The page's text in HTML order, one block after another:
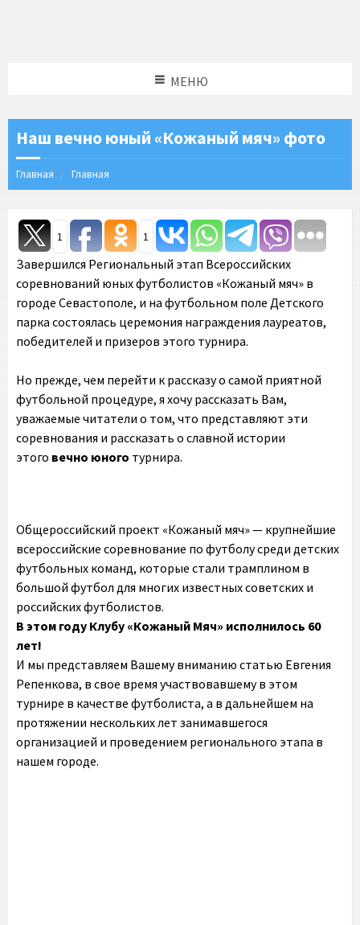
МЕНЮ
Наш вечно юный «Кожаный мяч» фото
Главная Главная
1 1
Завершился Региональный этап Всероссийских
соревнований юных футболистов «Кожаный мяч» в
городе Севастополе, и на футбольном поле Детского
парка состоялась церемония награждения лауреатов,
победителей и призеров этого турнира.
Но прежде, чем перейти к рассказу о самой приятной
футбольной процедуре, я хочу рассказать Вам,
уважаемые читатели о том, что представляют эти
соревнования и рассказать о славной истории
этого вечно юного турнира.
Общероссийский проект «Кожаный мяч» — крупнейшие
всероссийские соревнование по футболу среди детских
футбольных команд, которые стали трамплином в
большой футбол для многих известных советских и
российских футболистов.
В этом году Клубу «Кожаный Мяч» исполнилось 60
лет!
И мы представляем Вашему вниманию статью Евгения
Репенкова, в свое время участвовавшему в этом
турнире в качестве футболиста, а в дальнейшем на
протяжении нескольких лет занимавшегося
организацией и проведением регионального этапа в
нашем городе.